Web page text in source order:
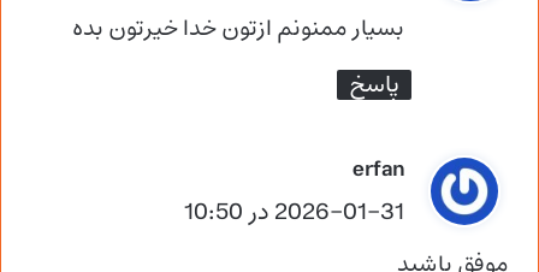
ت
:
بسیار ممنونم ازتون خدا خیرتون بده
پاسخ
erfan
ف
2026-01-31 در 10:50